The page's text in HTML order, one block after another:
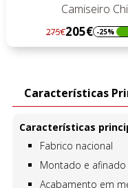
Camiseiro
Regular
preço
275€205€
Preço -25%
Características
Características
Fabrico nacional
Montado e
Acabamento em